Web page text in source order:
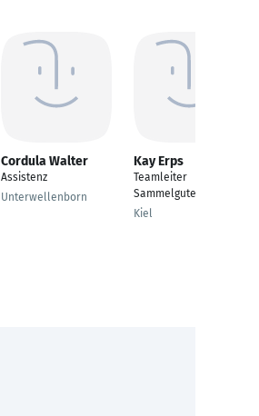
Cordula Walter
Assistenz
Unterwellenborn
Kay Erps
Teamleiter
Sammelguteingang
Kiel